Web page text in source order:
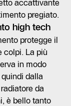
accattivante
pregiato.
high tech
protegge il
colpi. La più
in modo
dalla
da
è bello tanto